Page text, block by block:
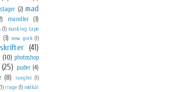
(2) mad
mandler (3)
(1) masking tape
(3) new york (1)
(41)
(10) photoshop
(25) puder (4)
(8) rangler (1)
(1) ringe (1) rødkål